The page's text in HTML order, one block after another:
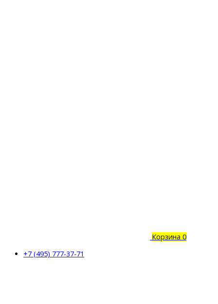
Корзина 0
+7 (495) 777-37-71